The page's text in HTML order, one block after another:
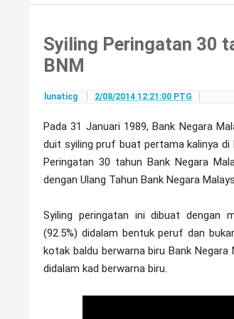
Syiling Peringatan 30
BNM
lunaticg 2/08/2014 12:21:00 PTG
Pada 31 Januari 1989, Bank Negara
duit syiling pruf buat pertama kalinya di
Peringatan 30 tahun Bank Negara
dengan Ulang Tahun Bank Negara
Syiling peringatan ini dibuat dengan
(92.5%) didalam bentuk peruf dan
kotak baldu berwarna biru Bank Negara
didalam kad berwarna biru.